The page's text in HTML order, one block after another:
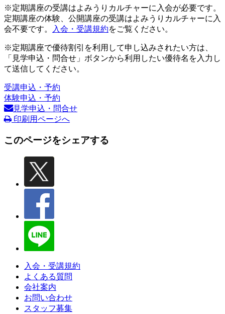
※定期講座の受講はよみうりカルチャーに入会が必要です。
定期講座の体験、公開講座の受講はよみうりカルチャーに入
会不要です。
入会・受講規約をご覧ください。
※定期講座で優待割引を利用して申し込みされたい方は、
「見学申込・問合せ」ボタンから利用したい優待名を入力し
て送信してください。
受講申込・予約
体験申込・予約
見学申込・問合せ
印刷用ページへ
このページをシェアする
入会・受講規約
よくある質問
会社案内
お問い合わせ
スタッフ募集